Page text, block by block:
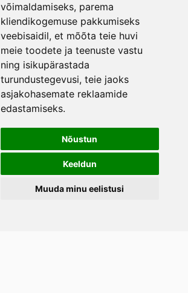
võimaldamiseks, parema
kliendikogemuse pakkumiseks
veebisaidil, et mõõta teie huvi
meie toodete ja teenuste vastu
ning isikupärastada
turundustegevusi, teie jaoks
asjakohasemate reklaamide
edastamiseks.
Nõustun
Keeldun
Muuda minu eelistusi